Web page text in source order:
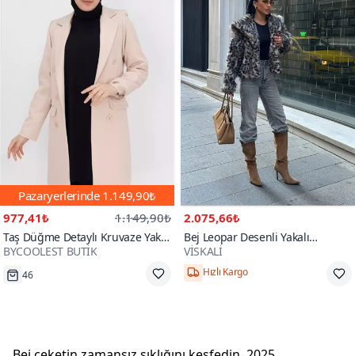
Pazaryerlerinde 1.149,90₺
977,41₺
1.149,90₺
Taş Düğme Detaylı Kruvaze Yaka
Blazer Ceket
BYCOOLEST BUTİK
46
2.075,66₺
Bej Leopar Desenli Yakalı
Premium Kürk Ceket
VİSKALİ
Hızlı Kargo